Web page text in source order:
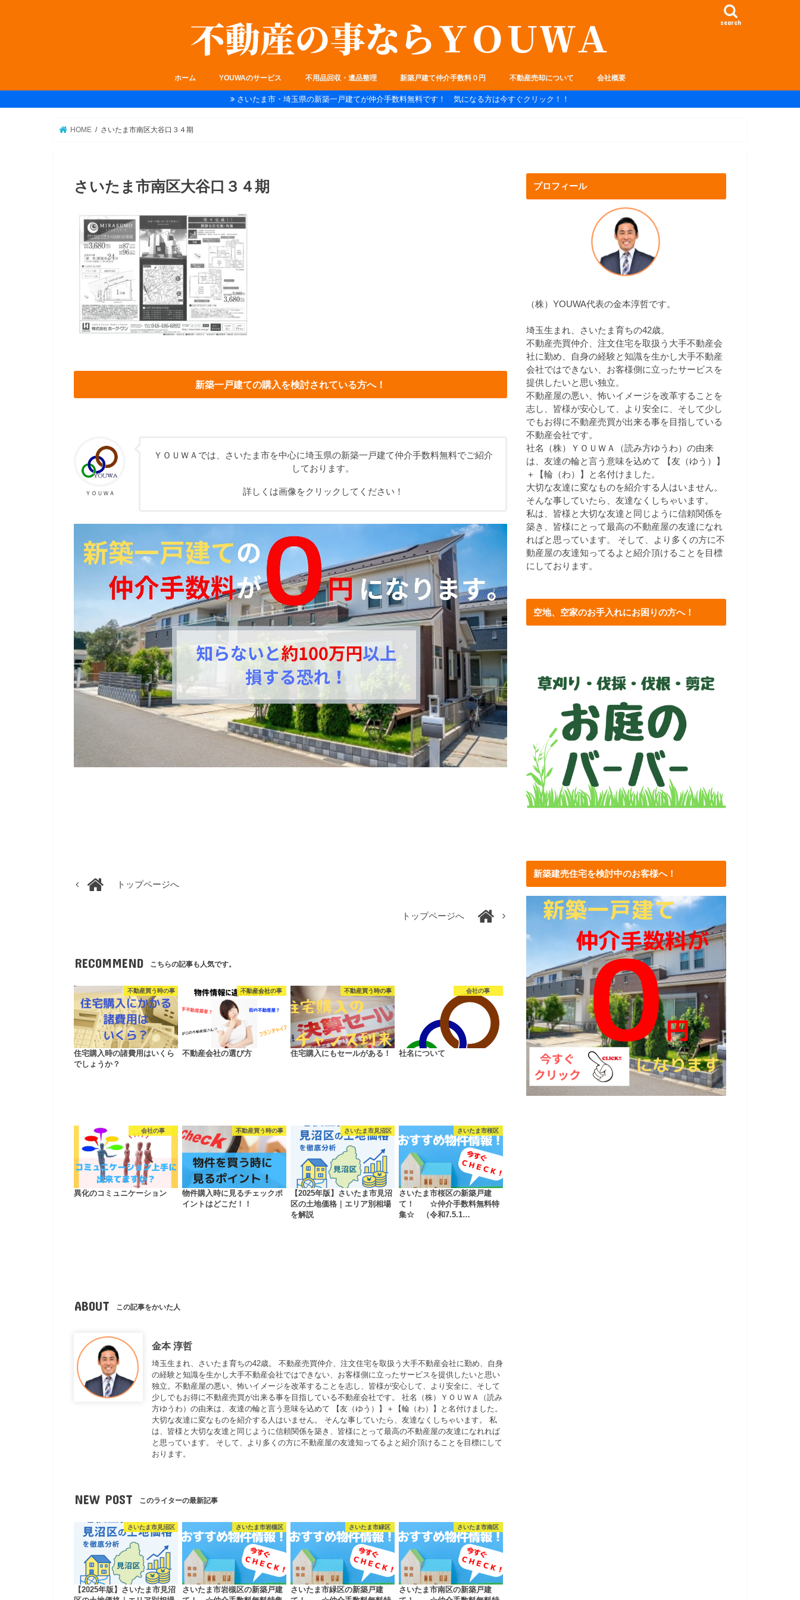
search
ホーム YOUWAのサービス 不用品回収・遺品整理 新築戸建て仲介手数料０円 不動産売却について 会社概要
さいたま市・埼玉県の新築一戸建てが仲介手数料無料です！ 気になる方は今すぐクリック！！
HOME さいたま市南区大谷口３４期
さいたま市南区大谷口３４期
新築一戸建ての購入を検討されている方へ！
ＹＯＵＷＡ
ＹＯＵＷＡでは、さいたま市を中心に埼玉県の新築一戸建て仲介手数料無料でご紹介
しております。
詳しくは画像をクリックしてください！
トップページへ
トップページへ
RECOMMEND こちらの記事も人気です。
不動産買う時の事
住宅購入時の諸費用はいくら
でしょうか？
不動産会社の事
不動産会社の選び方
不動産買う時の事
住宅購入にもセールがある！
会社の事
社名について
会社の事
異化のコミュニケーション
不動産買う時の事
物件購入時に見るチェックポ
イントはどこだ！！
さいたま市見沼区
【2025年版】さいたま市見沼
区の土地価格｜エリア別相場
を解説
さいたま市桜区
さいたま市桜区の新築戸建
て！ ☆仲介手数料無料特
集☆ （令和7.5.1…
ABOUT この記事をかいた人
金本 淳哲
埼玉生まれ、さいたま育ちの42歳。 不動産売買仲介、注文住宅を取扱う大手不動産会社に勤め、自身
の経験と知識を生かし大手不動産会社ではできない、お客様側に立ったサービスを提供したいと思い
独立。不動産屋の悪い、怖いイメージを改革することを志し、皆様が安心して、より安全に、そして
少しでもお得に不動産売買が出来る事を目指している不動産会社です。 社名（株）ＹＯＵＷＡ（読み
方ゆうわ）の由来は、友達の輪と言う意味を込めて 【友（ゆう）】＋【輪（わ）】と名付けました。
大切な友達に変なものを紹介する人はいません。 そんな事していたら、友達なくしちゃいます。 私
は、皆様と大切な友達と同じように信頼関係を築き、皆様にとって最高の不動産屋の友達になれれば
と思っています。 そして、より多くの方に不動産屋の友達知ってるよと紹介頂けることを目標にして
おります。
NEW POST このライターの最新記事
さいたま市見沼区
【2025年版】さいたま市見沼
さいたま市岩槻区
さいたま市岩槻区の新築戸建
さいたま市緑区
さいたま市緑区の新築戸建
さいたま市南区
さいたま市南区の新築戸建
プロフィール
（株）YOUWA代表の金本淳哲です。
埼玉生まれ、さいたま育ちの42歳。
不動産売買仲介、注文住宅を取扱う大手不動産会
社に勤め、自身の経験と知識を生かし大手不動産
会社ではできない、お客様側に立ったサービスを
提供したいと思い独立。
不動産屋の悪い、怖いイメージを改革することを
志し、皆様が安心して、より安全に、そして少し
でもお得に不動産売買が出来る事を目指している
不動産会社です。
社名（株）ＹＯＵＷＡ（読み方ゆうわ）の由来
は、友達の輪と言う意味を込めて 【友（ゆう）】
＋【輪（わ）】と名付けました。
大切な友達に変なものを紹介する人はいません。
そんな事していたら、友達なくしちゃいます。
私は、皆様と大切な友達と同じように信頼関係を
築き、皆様にとって最高の不動産屋の友達になれ
ればと思っています。 そして、より多くの方に不
動産屋の友達知ってるよと紹介頂けることを目標
にしております。
空地、空家のお手入れにお困りの方へ！
新築建売住宅を検討中のお客様へ！